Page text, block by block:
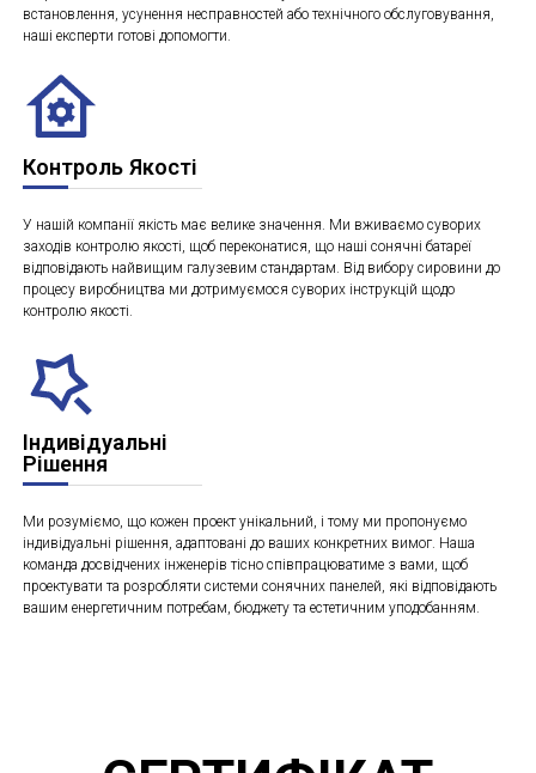
встановлення, усунення несправностей або технічного обслуговування,
наші експерти готові допомогти.
Контроль Якості
У нашій компанії якість має велике значення. Ми вживаємо суворих
заходів контролю якості, щоб переконатися, що наші сонячні батареї
відповідають найвищим галузевим стандартам. Від вибору сировини до
процесу виробництва ми дотримуємося суворих інструкцій щодо
контролю якості.
Індивідуальні
Рішення
Ми розуміємо, що кожен проект унікальний, і тому ми пропонуємо
індивідуальні рішення, адаптовані до ваших конкретних вимог. Наша
команда досвідчених інженерів тісно співпрацюватиме з вами, щоб
проектувати та розробляти системи сонячних панелей, які відповідають
вашим енергетичним потребам, бюджету та естетичним уподобанням.